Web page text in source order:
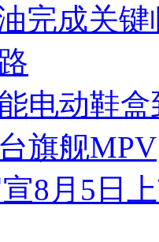
完成关
电动鞋
旗舰MPV
8月5日